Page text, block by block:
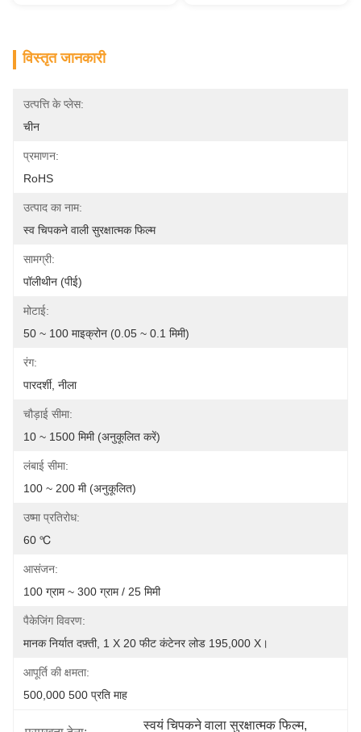
विस्तृत जानकारी
उत्पत्ति के प्लेस:
चीन
प्रमाणन:
RoHS
उत्पाद का नाम:
स्व चिपकने वाली सुरक्षात्मक फिल्म
सामग्री:
पॉलीथीन (पीई)
मोटाई:
50 ~ 100 माइक्रोन (0.05 ~ 0.1 मिमी)
रंग:
पारदर्शी, नीला
चौड़ाई सीमा:
10 ~ 1500 मिमी (अनुकूलित करें)
लंबाई सीमा:
100 ~ 200 मी (अनुकूलित)
उष्मा प्रतिरोध:
60 ℃
आसंजन:
100 ग्राम ~ 300 ग्राम / 25 मिमी
पैकेजिंग विवरण:
मानक निर्यात दफ़्ती, 1 X 20 फीट कंटेनर लोड 195,000 X।
आपूर्ति की क्षमता:
500,000 500 प्रति माह
स्वयं चिपकने वाला सुरक्षात्मक फिल्म,